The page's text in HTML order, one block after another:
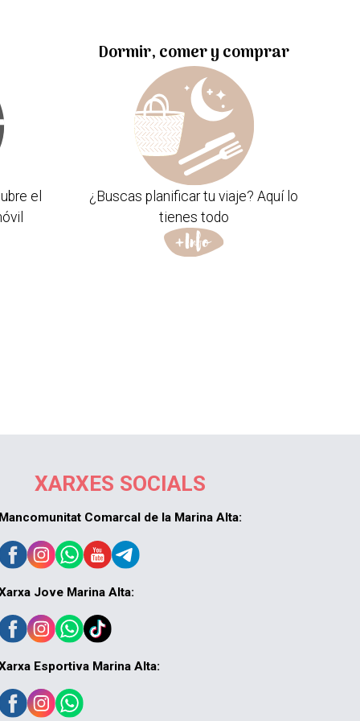
el
Dormir, comer y comprar
¿Buscas planificar tu viaje? Aquí lo
tienes todo
XARXES SOCIALS
Mancomunitat Comarcal de la Marina Alta:
Jove Marina Alta:
Esportiva Marina Alta: